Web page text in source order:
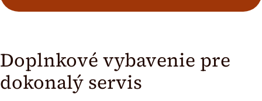
Doplnkové vybavenie pre
dokonalý servis